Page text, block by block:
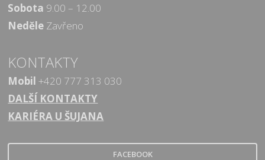
Sobota 9.00 – 12.00
Neděle Zavřeno
KONTAKTY
Mobil +420 777 313 030
DALŠÍ KONTAKTY
KARIÉRA U ŠUJANA
FACEBOOK